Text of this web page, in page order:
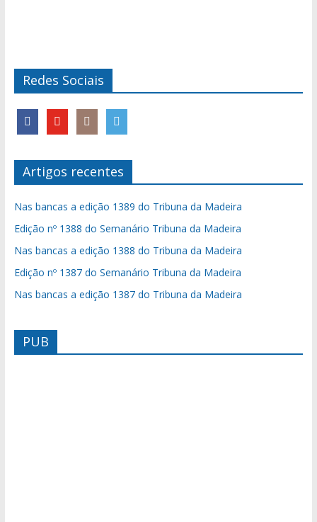
Redes Sociais
Artigos recentes
Nas bancas a edição 1389 do Tribuna da Madeira
Edição nº 1388 do Semanário Tribuna da Madeira
Nas bancas a edição 1388 do Tribuna da Madeira
Edição nº 1387 do Semanário Tribuna da Madeira
Nas bancas a edição 1387 do Tribuna da Madeira
PUB